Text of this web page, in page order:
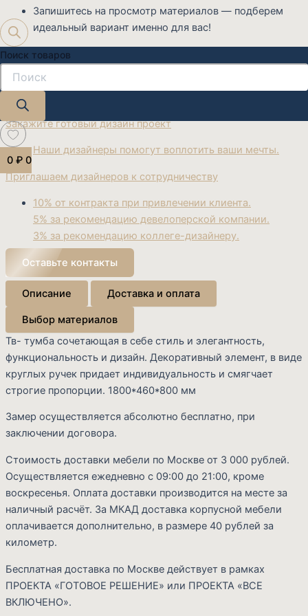
Поиск товаров
0 ₽ 0
Cart
Запишитесь на просмотр материалов — подберем
идеальный вариант именно для вас!
На связи с 9:00 до 21:00
E-mail:
Закажите готовый дизайн проект
Наши дизайнеры помогут воплотить ваши мечты.
Приглашаем дизайнеров к сотрудничеству
10% от контракта при привлечении клиента.
5% за рекомендацию девелоперской компании.
3% за рекомендацию коллеге-дизайнеру.
Оставьте контакты
Описание Доставка и оплата
Выбор материалов
Тв- тумба сочетающая в себе стиль и элегантность,
функциональность и дизайн. Декоративный элемент, в виде
круглых ручек придает индивидуальность и смягчает
строгие пропорции. 1800*460*800 мм
Замер осуществляется абсолютно бесплатно, при
заключении договора.
Стоимость доставки мебели по Москве от 3 000 рублей.
Осуществляется ежедневно с 09:00 до 21:00, кроме
воскресенья. Оплата доставки производится на месте за
наличный расчёт. За МКАД доставка корпусной мебели
оплачивается дополнительно, в размере 40 рублей за
километр.
Бесплатная доставка по Москве действует в рамках
ПРОЕКТА «ГОТОВОЕ РЕШЕНИЕ» или ПРОЕКТА «ВСЕ
ВКЛЮЧЕНО».